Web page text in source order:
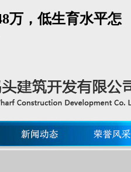
万，低生育水平怎